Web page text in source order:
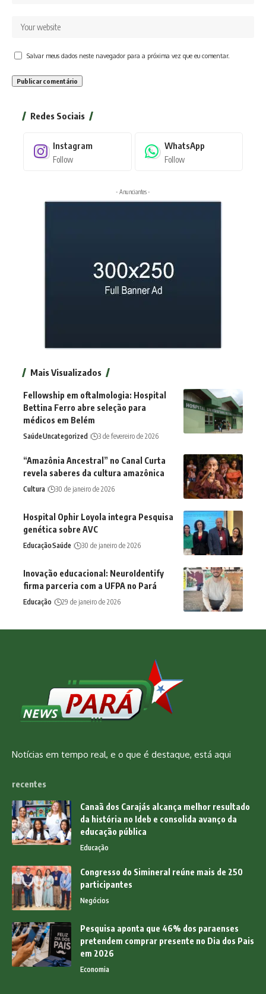
Salvar meus dados neste navegador para a próxima vez que eu comentar.
Redes Sociais
Instagram
Follow
WhatsApp
Follow
- Anunciantes -
Mais Visualizados
Fellowship em oftalmologia: Hospital
Bettina Ferro abre seleção para
médicos em Belém
SaúdeUncategorized 3 de fevereiro de 2026
“Amazônia Ancestral” no Canal Curta
revela saberes da cultura amazônica
Cultura 30 de janeiro de 2026
Hospital Ophir Loyola integra Pesquisa
genética sobre AVC
EducaçãoSaúde 30 de janeiro de 2026
Inovação educacional: NeuroIdentify
firma parceria com a UFPA no Pará
Educação 29 de janeiro de 2026
Notícias em tempo real, e o que é destaque, está aqui
recentes
Canaã dos Carajás alcança melhor resultado
da história no Ideb e consolida avanço da
educação pública
Educação
Congresso do Simineral reúne mais de 250
participantes
Negócios
Pesquisa aponta que 46% dos paraenses
pretendem comprar presente no Dia dos Pais
em 2026
Economia